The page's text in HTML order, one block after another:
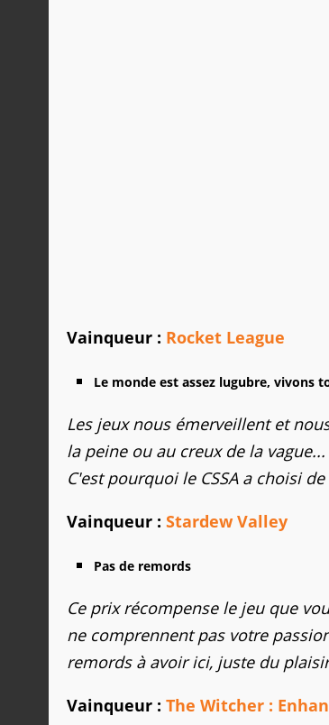
Vainqueur : Rocket League
Le monde est assez lugubre, vivons
Les jeux nous émerveillent et
la peine ou au creux de la
C'est pourquoi le CSSA a choisi
Vainqueur : Stardew Valley
Pas de remords
Ce prix récompense le jeu que
ne comprennent pas votre
remords à avoir ici, juste du
Vainqueur : The Witcher :